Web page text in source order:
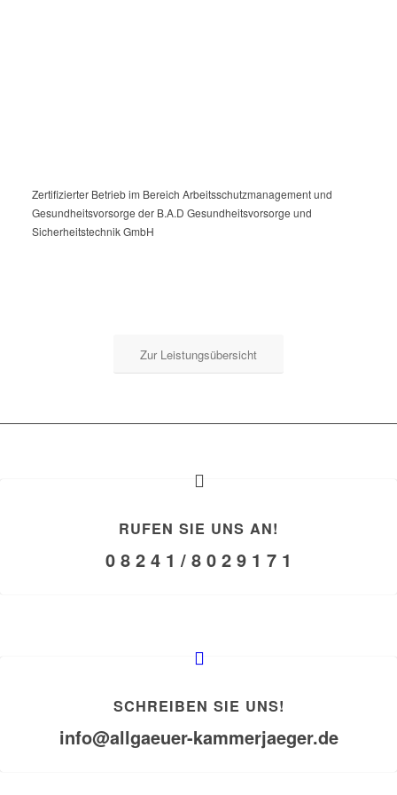
Zertifizierter Betrieb im Bereich Arbeitsschutzmanagement und
Gesundheitsvorsorge der B.A.D Gesundheitsvorsorge und
Sicherheitstechnik GmbH
Zur Leistungsübersicht
RUFEN SIE UNS AN!
0 8 2 4 1 / 8 0 2 9 1 7 1
SCHREIBEN SIE UNS!
info@allgaeuer-kammerjaeger.de